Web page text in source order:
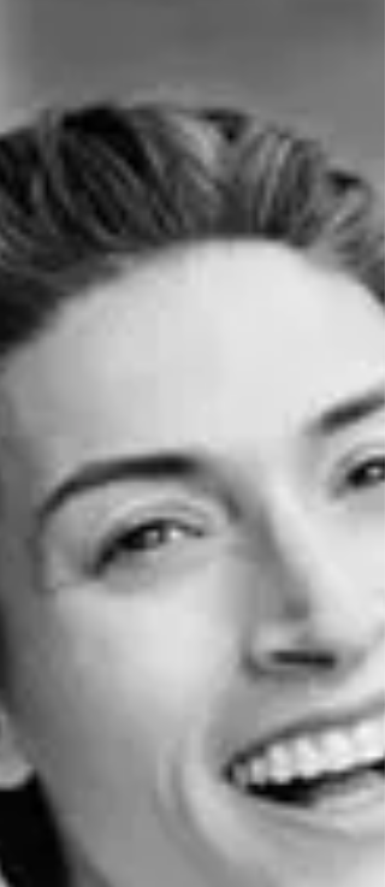
Ich mag die Kombination und Verbindung von
Pilates und Yoga, eine super Ergänzung. Es hat
mein Leben sehr verändert und bereichert, daß ich
es mir nicht mehr wegdenken kann. Die
von Körper und Ge